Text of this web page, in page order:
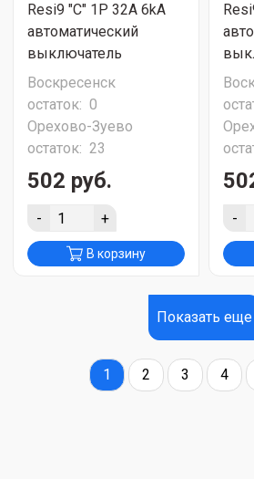
Resi9 "C" 1P 32A 6kA
автоматический
выключатель
Воскресенск
остаток: 0
Орехово-Зуево
остаток: 23
502 руб.
- +
В корзину
-
Показать еще
1 2 3 4